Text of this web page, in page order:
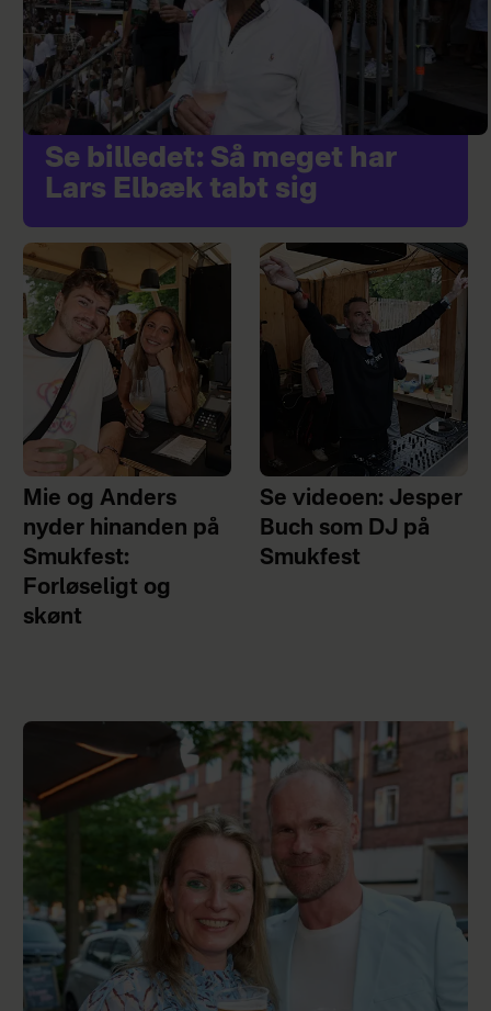
Se billedet: Så meget har
Lars Elbæk tabt sig
Mie og Anders
nyder hinanden på
Smukfest:
Forløseligt og
skønt
Se videoen: Jesper
Buch som DJ på
Smukfest